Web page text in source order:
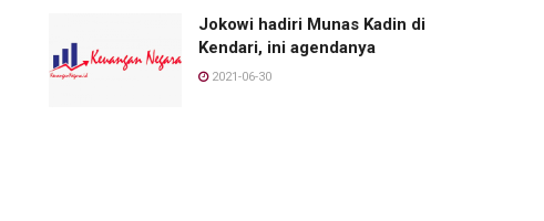
Jokowi hadiri Munas Kadin di
Kendari, ini agendanya
2021-06-30